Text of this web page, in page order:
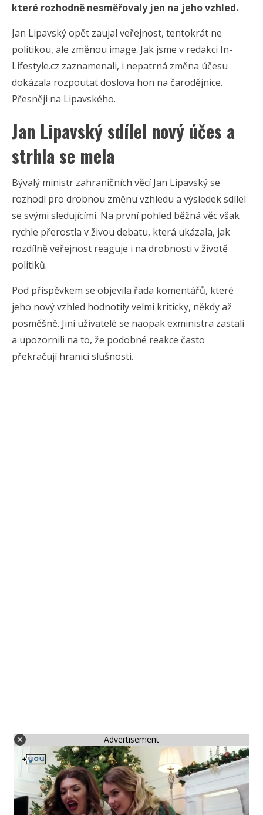
které rozhodně nesměřovaly jen na jeho vzhled.
Jan Lipavský opět zaujal veřejnost, tentokrát ne
politikou, ale změnou image. Jak jsme v redakci In-
Lifestyle.cz zaznamenali, i nepatrná změna účesu
dokázala rozpoutat doslova hon na čarodějnice.
Přesněji na Lipavského.
Jan Lipavský sdílel nový účes a
strhla se mela
Bývalý ministr zahraničních věcí Jan Lipavský se
rozhodl pro drobnou změnu vzhledu a výsledek sdílel
se svými sledujícími. Na první pohled běžná věc však
rychle přerostla v živou debatu, která ukázala, jak
rozdílně veřejnost reaguje i na drobnosti v životě
politiků.
Pod příspěvkem se objevila řada komentářů, které
jeho nový vzhled hodnotily velmi kriticky, někdy až
posměšně. Jiní uživatelé se naopak exministra zastali
a upozornili na to, že podobné reakce často
překračují hranici slušnosti.
Advertisement